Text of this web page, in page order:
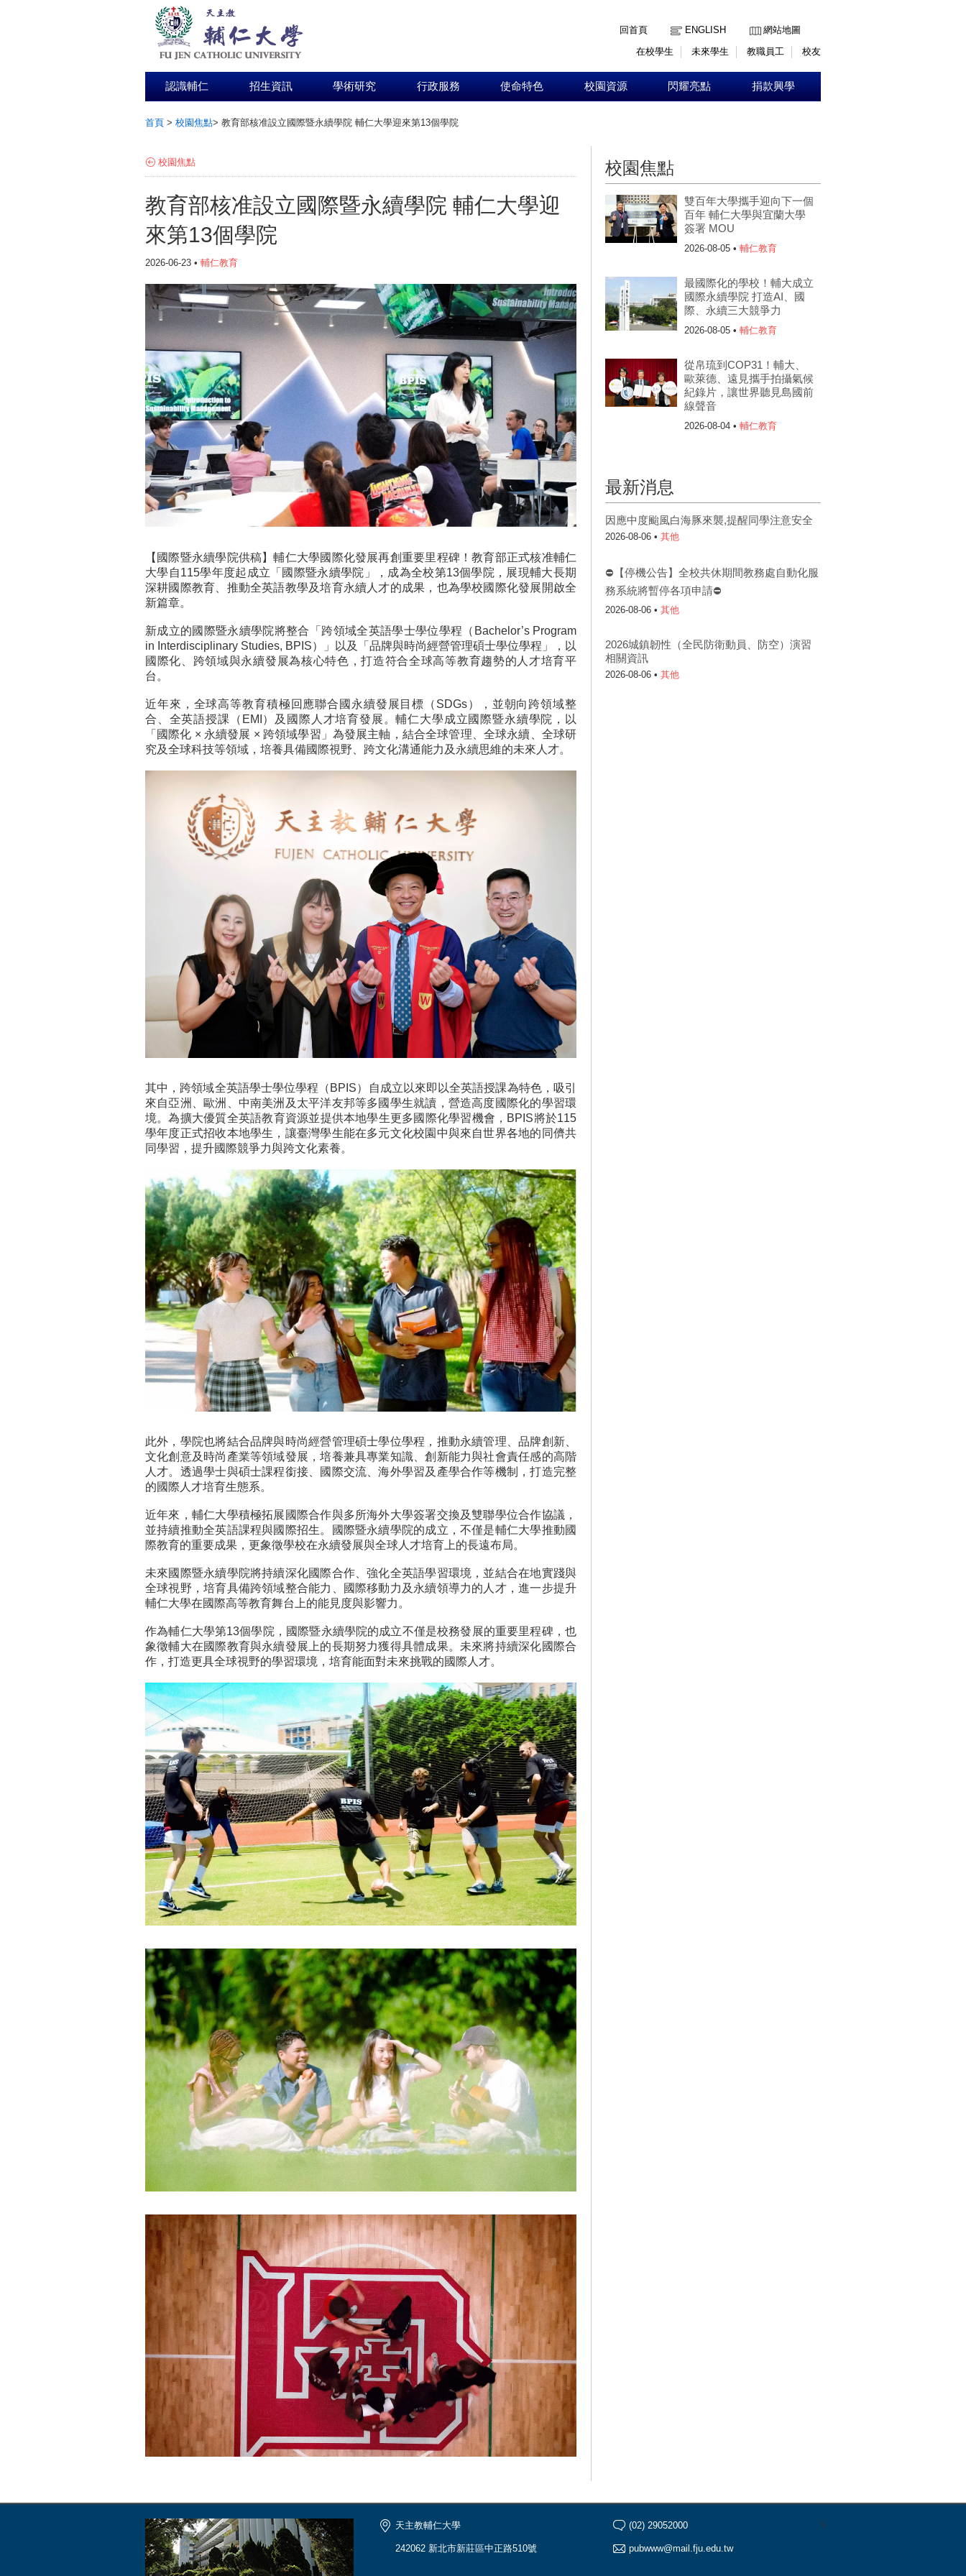
回首頁
ENGLISH
網站地圖
在校學生
未來學生 教職員工 校友
認識輔仁 招生資訊 學術研究 行政服務 使命特色 校園資源 閃耀亮點 捐款興學
首頁 > 校園焦點> 教育部核准設立國際暨永續學院 輔仁大學迎來第13個學院
校園焦點
教育部核准設立國際暨永續學院 輔仁大學迎
來第13個學院
2026-06-23 • 輔仁教育
【國際暨永續學院供稿】輔仁大學國際化發展再創重要里程碑！教育部正式核准輔仁
大學自115學年度起成立「國際暨永續學院」，成為全校第13個學院，展現輔大長期
深耕國際教育、推動全英語教學及培育永續人才的成果，也為學校國際化發展開啟全
新篇章。
新成立的國際暨永續學院將整合「跨領域全英語學士學位學程（Bachelor’s Program
in Interdisciplinary Studies, BPIS）」以及「品牌與時尚經營管理碩士學位學程」，以
國際化、跨領域與永續發展為核心特色，打造符合全球高等教育趨勢的人才培育平
台。
近年來，全球高等教育積極回應聯合國永續發展目標（SDGs），並朝向跨領域整
合、全英語授課（EMI）及國際人才培育發展。輔仁大學成立國際暨永續學院，以
「國際化 × 永續發展 × 跨領域學習」為發展主軸，結合全球管理、全球永續、全球研
究及全球科技等領域，培養具備國際視野、跨文化溝通能力及永續思維的未來人才。
其中，跨領域全英語學士學位學程（BPIS）自成立以來即以全英語授課為特色，吸引
來自亞洲、歐洲、中南美洲及太平洋友邦等多國學生就讀，營造高度國際化的學習環
境。為擴大優質全英語教育資源並提供本地學生更多國際化學習機會，BPIS將於115
學年度正式招收本地學生，讓臺灣學生能在多元文化校園中與來自世界各地的同儕共
同學習，提升國際競爭力與跨文化素養。
此外，學院也將結合品牌與時尚經營管理碩士學位學程，推動永續管理、品牌創新、
文化創意及時尚產業等領域發展，培養兼具專業知識、創新能力與社會責任感的高階
人才。透過學士與碩士課程銜接、國際交流、海外學習及產學合作等機制，打造完整
的國際人才培育生態系。
近年來，輔仁大學積極拓展國際合作與多所海外大學簽署交換及雙聯學位合作協議，
並持續推動全英語課程與國際招生。國際暨永續學院的成立，不僅是輔仁大學推動國
際教育的重要成果，更象徵學校在永續發展與全球人才培育上的長遠布局。
未來國際暨永續學院將持續深化國際合作、強化全英語學習環境，並結合在地實踐與
全球視野，培育具備跨領域整合能力、國際移動力及永續領導力的人才，進一步提升
輔仁大學在國際高等教育舞台上的能見度與影響力。
作為輔仁大學第13個學院，國際暨永續學院的成立不僅是校務發展的重要里程碑，也
象徵輔大在國際教育與永續發展上的長期努力獲得具體成果。未來將持續深化國際合
作，打造更具全球視野的學習環境，培育能面對未來挑戰的國際人才。
校園焦點
雙百年大學攜手迎向下一個
百年 輔仁大學與宜蘭大學
簽署 MOU
2026-08-05 • 輔仁教育
最國際化的學校！輔大成立
國際永續學院 打造AI、國
際、永續三大競爭力
2026-08-05 • 輔仁教育
從帛琉到COP31！輔大、
歐萊德、遠見攜手拍攝氣候
紀錄片，讓世界聽見島國前
線聲音
2026-08-04 • 輔仁教育
最新消息
因應中度颱風白海豚來襲,提醒同學注意安全
2026-08-06 • 其他
⛔【停機公告】全校共休期間教務處自動化服
務系統將暫停各項申請⛔
2026-08-06 • 其他
2026城鎮韌性（全民防衛動員、防空）演習
相關資訊
2026-08-06 • 其他
天主教輔仁大學
242062 新北市新莊區中正路510號
(02) 29052000
pubwww@mail.fju.edu.tw
s